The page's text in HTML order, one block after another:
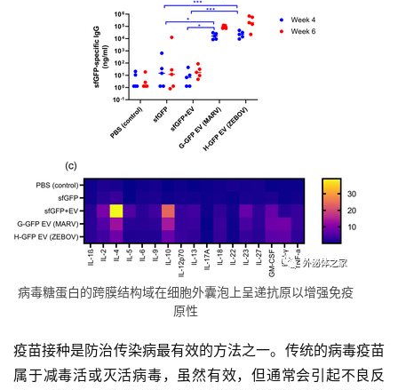
病毒糖蛋白的跨膜结构域在细胞外囊泡上呈递抗原以增强免疫
原性
疫苗接种是防治传染病最有效的方法之一。传统的病毒疫苗
属于减毒活或灭活病毒，虽然有效，但通常会引起不良反